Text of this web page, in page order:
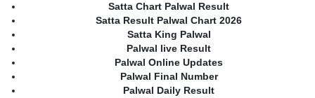
Satta Chart Palwal Result
Satta Result Palwal Chart 2026
Satta King Palwal
Palwal live Result
Palwal Online Updates
Palwal Final Number
Palwal Daily Result